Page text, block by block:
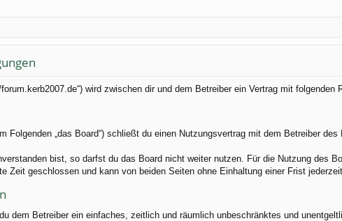
wird zwischen dir und dem Betreiber ein Vertrag mit folgenden
Folgenden „das Board“) schließt du einen Nutzungsvertrag mit dem Betreiber
bist, so darfst du das Board nicht weiter nutzen. Für die Nutzung des
Zeit geschlossen und kann von beiden Seiten ohne Einhaltung einer Frist
dem Betreiber ein einfaches, zeitlich und räumlich unbeschränktes und